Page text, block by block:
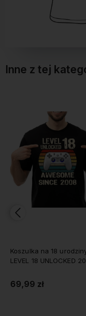
Inne z tej
Koszulka na 18
LEVEL 18 UNLOCKED
69,99 zł